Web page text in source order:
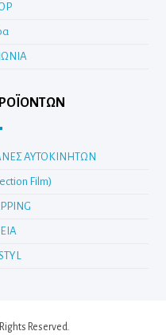
ΑΥΤΟΚΙΝΗΤΩΝ
Film)
Reserved.